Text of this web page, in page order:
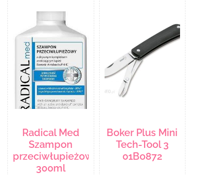
Radical Med
Szampon
przeciwłupieżowy
300ml
Boker Plus Mini
Tech-Tool 3
01Bo872